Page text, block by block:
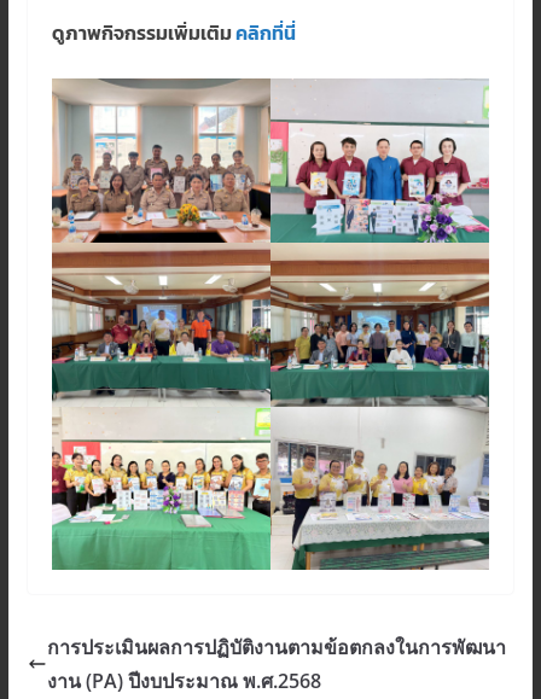
ดูภาพกิจกรรมเพิ่มเติมคลิกที่นี่
การประเมินผลการปฏิบัติงานตามข้อตกลงในการพัฒนา
งาน (PA) ปีงบประมาณ พ.ศ.2568